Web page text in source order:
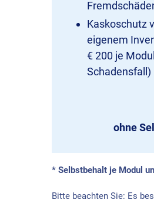
Kaskoschutz
eigenem
€ 200 je
Schadensfall)
ohne
* Selbstbehalt je Modul
Bitte beachten Sie: Es